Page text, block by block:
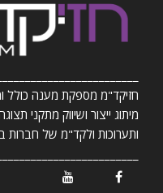
חזיקד"מ מספקת מענה כולל
מיתוג ייצור ושיווק מתקני
ותערוכות ולקד"מ של